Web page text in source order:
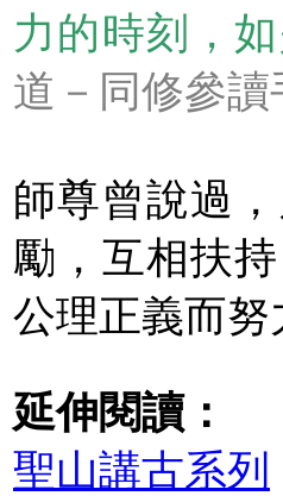
力的時刻，
道－同修參讀
師尊曾說過
勵，互相扶
公理正義而
延伸閱讀：
聖山講古系列